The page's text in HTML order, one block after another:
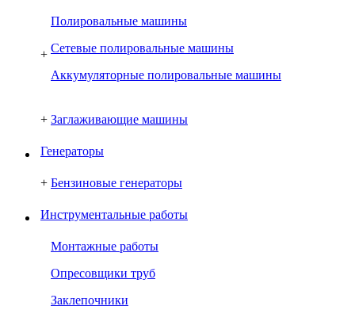
+
Полировальные машины
Сетевые полировальные машины
Аккумуляторные полировальные машины
+ Заглаживающие машины
Генераторы
+ Бензиновые генераторы
Инструментальные работы
Монтажные работы
Опресовщики труб
Заклепочники